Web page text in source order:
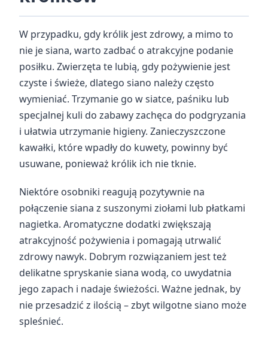
W przypadku, gdy królik jest zdrowy, a mimo to
nie je siana, warto zadbać o atrakcyjne podanie
posiłku. Zwierzęta te lubią, gdy pożywienie jest
czyste i świeże, dlatego siano należy często
wymieniać. Trzymanie go w siatce, paśniku lub
specjalnej kuli do zabawy zachęca do podgryzania
i ułatwia utrzymanie higieny. Zanieczyszczone
kawałki, które wpadły do kuwety, powinny być
usuwane, ponieważ królik ich nie tknie.
Niektóre osobniki reagują pozytywnie na
połączenie siana z suszonymi ziołami lub płatkami
nagietka. Aromatyczne dodatki zwiększają
atrakcyjność pożywienia i pomagają utrwalić
zdrowy nawyk. Dobrym rozwiązaniem jest też
delikatne spryskanie siana wodą, co uwydatnia
jego zapach i nadaje świeżości. Ważne jednak, by
nie przesadzić z ilością – zbyt wilgotne siano może
spleśnieć.